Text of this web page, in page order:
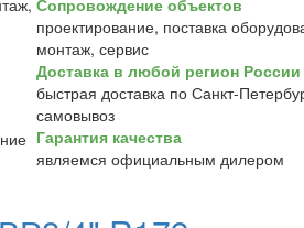
Сопровождение объектов
проектирование, поставка
монтаж, сервис
Доставка в любой регион России
быстрая доставка по Санкт-
самовывоз
Гарантия качества
являемся официальным дилером